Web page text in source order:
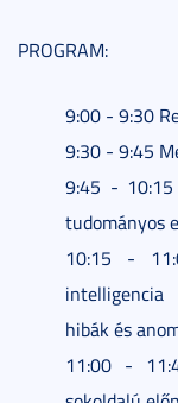
PROGRAM:
9:00 - 9:30
9:30 - 9:45
9:45 - 10:15
tudományos
10:15 -
hibák és
11:00 -